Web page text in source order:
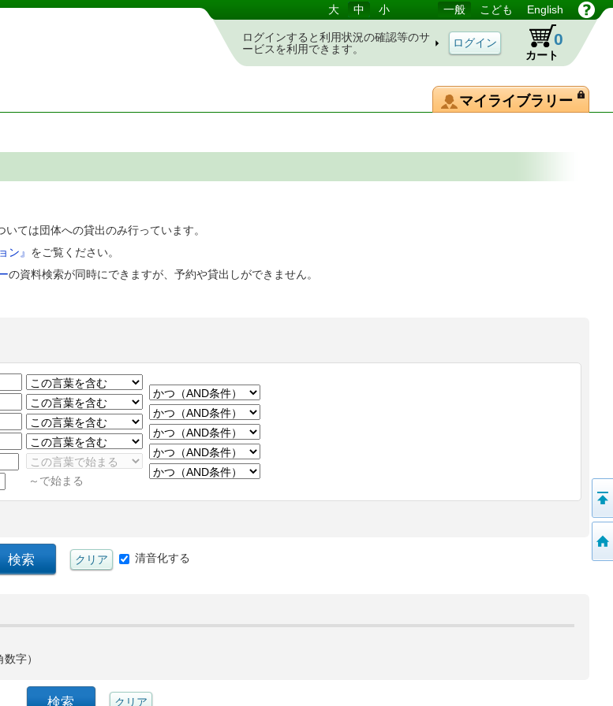
・予約システム 大 中 小 一般 こども English
ログインすると利用状況の確認等のサ
ービスを利用できます。
カート
0
マイライブラリー
ては団体への貸出のみ行っています。
ン』 をご覧ください。
の資料検索が同時にできますが、予約や貸出しができません。
～で始まる
清音化する
字）